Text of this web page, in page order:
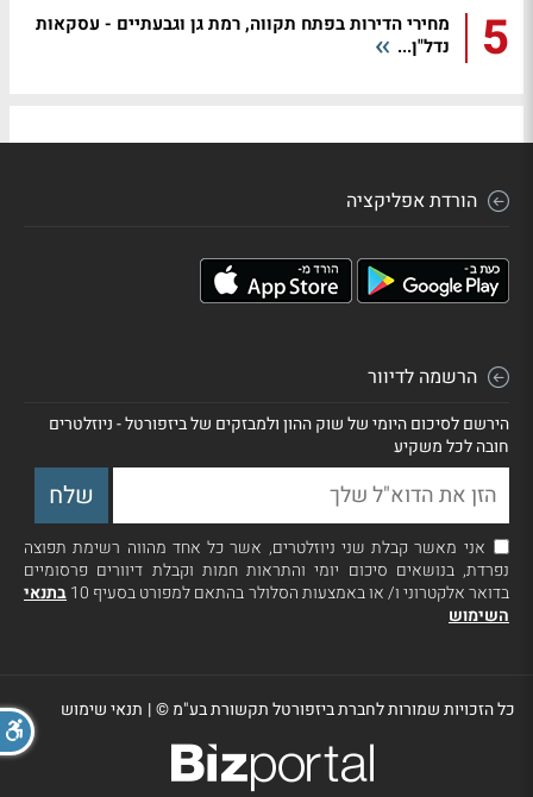
5
מחירי הדירות בפתח תקווה, רמת גן וגבעתיים - עסקאות
נדל"ן...
הורדת אפליקציה
הרשמה לדיוור
הירשם לסיכום היומי של שוק ההון ולמבזקים של ביזפורטל - ניוזלטרים
חובה לכל משקיע
אני מאשר קבלת שני ניוזלטרים, אשר כל אחד מהווה רשימת תפוצה
נפרדת, בנושאים סיכום יומי והתראות חמות וקבלת דיוורים פרסומיים
בדואר אלקטרוני ו/ או באמצעות הסלולר בהתאם למפורט בסעיף 10
בתנאי
השימוש
כל הזכויות שמורות לחברת ביזפורטל תקשורת בע"מ ©| תנאי שימוש